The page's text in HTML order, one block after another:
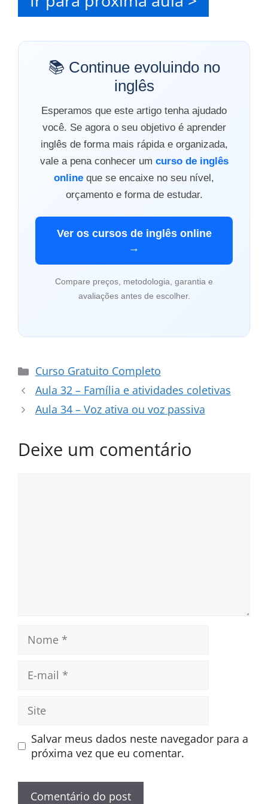
📚 Continue evoluindo no
inglês
Esperamos que este artigo tenha ajudado
você. Se agora o seu objetivo é aprender
inglês de forma mais rápida e organizada,
vale a pena conhecer um curso de inglês
online que se encaixe no seu nível,
orçamento e forma de estudar.
Ver os cursos de inglês online
→
Compare preços, metodologia, garantia e
avaliações antes de escolher.
Categorias
Curso Gratuito Completo
Aula 32 – Família e atividades coletivas
Aula 34 – Voz ativa ou voz passiva
Deixe um comentário
mail
Site
Salvar meus dados neste navegador para a
próxima vez que eu comentar.